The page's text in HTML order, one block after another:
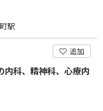
駅
追加
内科、精神科、心療内